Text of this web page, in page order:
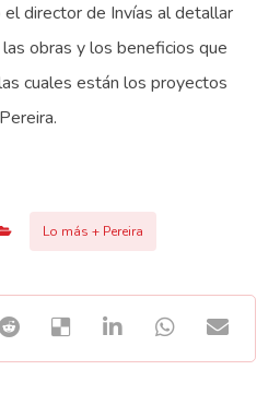
director de Invías al detallar
obras y los beneficios que
cuales están los proyectos
Lo más + Pereira